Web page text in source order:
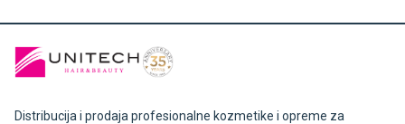
Distribucija i prodaja profesionalne kozmetike i opreme za